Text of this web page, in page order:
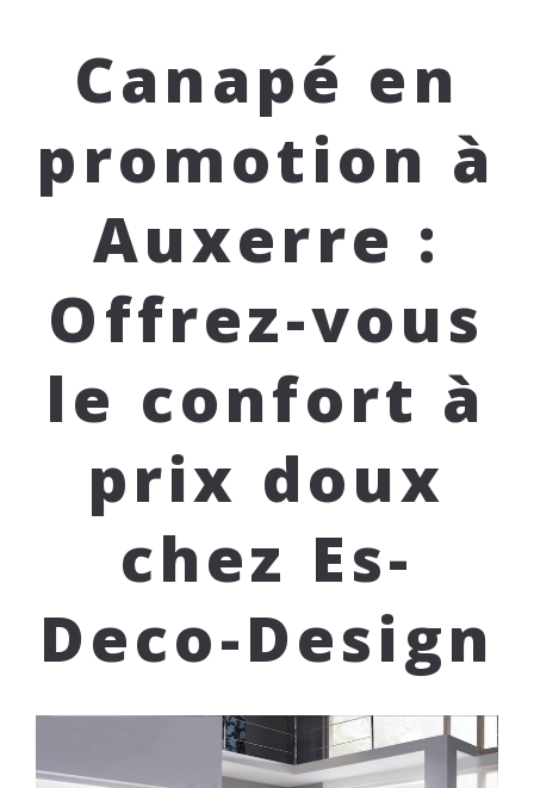
Canapé en
promotion à
Auxerre :
Offrez-vous
le confort à
prix doux
chez Es-
Deco-Design